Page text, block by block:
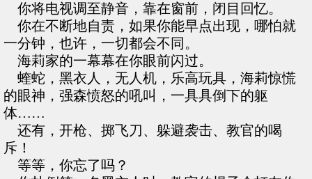
你将电视调至静音，靠在窗前，闭目回忆。
你在不断地自责，如果你能早点出现，哪怕就
一分钟，也许，一切都会不同。
海莉家的一幕幕在你眼前闪过。
蝰蛇，黑衣人，无人机，乐高玩具，海莉惊慌
的眼神，强森愤怒的吼叫，一具具倒下的躯
体……
还有，开枪、掷飞刀、躲避袭击、教官的喝
斥！
等等，你忘了吗？